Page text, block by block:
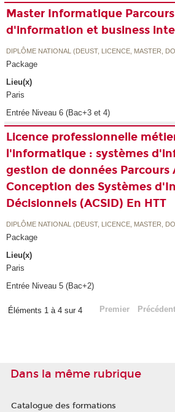
Master Informatique
d'information et business
DIPLÔME NATIONAL (DEUST, LICENCE, MASTER,
Package
Lieu(x)
Paris
Entrée Niveau 6 (Bac+3 et 4)
Licence professionnelle
l'informatique : systèmes
gestion de données Parcours
Conception des Systèmes
Décisionnels (ACSID) En HTT
DIPLÔME NATIONAL (DEUST, LICENCE, MASTER,
Package
Lieu(x)
Paris
Entrée Niveau 5 (Bac+2)
Éléments 1 à 4 sur 4 Premier Précédent
Dans la même rubrique
Catalogue des formations